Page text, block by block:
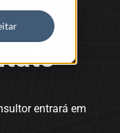
entrará em